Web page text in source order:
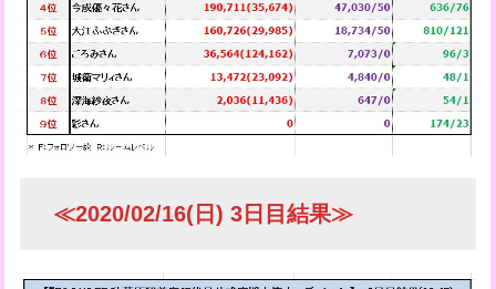
≪2020/02/16(日) 3日目結果≫